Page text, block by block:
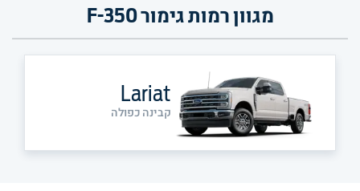
מגוון רמות גימור F-350
Lariat
קבינה כפולה